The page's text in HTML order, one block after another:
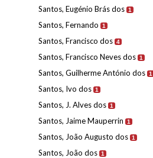
Santos, Eugénio Brás dos 1
Santos, Fernando 1
Santos, Francisco dos 4
Santos, Francisco Neves dos 1
Santos, Guilherme António dos 1
Santos, Ivo dos 1
Santos, J. Alves dos 1
Santos, Jaime Mauperrin 1
Santos, João Augusto dos 1
Santos, João dos 1